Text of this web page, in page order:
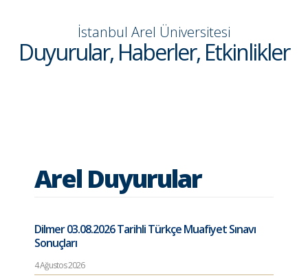
İstanbul Arel Üniversitesi
Duyurular, Haberler, Etkinlikler
Arel Duyurular
Dilmer 03.08.2026 Tarihli Türkçe Muafiyet Sınavı
Sonuçları
4 Ağustos 2026